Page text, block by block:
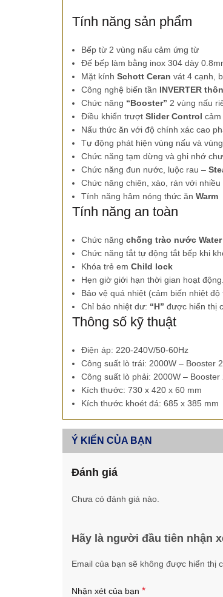
Tính năng sản phẩm
Bếp từ 2 vùng nấu cảm ứng từ
Đế bếp làm bằng inox 304 dày
Mặt kính Schott Ceran vát 4 cạnh,
Công nghệ biến tần INVERTER
Chức năng “Booster” 2 vùng nấu
Điều khiển trượt Slider Control
Nấu thức ăn với độ chính xác cao
Tự động phát hiện vùng nấu và
Chức năng tạm dừng và ghi nhớ
Chức năng đun nước, luộc rau –
Chức năng chiên, xào, rán với
Tính năng hâm nóng thức ăn Warm
Tính năng an toàn
Chức năng chống trào nước
Chức năng tắt tự động tắt bếp khi
Khóa trẻ em Child lock
Hẹn giờ giới hạn thời gian hoạt động.
Bảo vệ quá nhiệt (cảm biến nhiệt
Chỉ báo nhiệt dư: “H” được hiển thị
Thông số kỹ thuật
Điện áp: 220-240V/50-60Hz
Công suất lò trái: 2000W – Booster
Công suất lò phải: 2000W – Booster
Kích thước: 730 x 420 x 60 mm
Kích thước khoét đá: 685 x 385 mm
Ý KIẾN CỦA BẠN
Đánh giá
Chưa có đánh giá nào.
Hãy là người đầu tiên nhận
Email của bạn sẽ không được hiển thị
Nhận xét của bạn *